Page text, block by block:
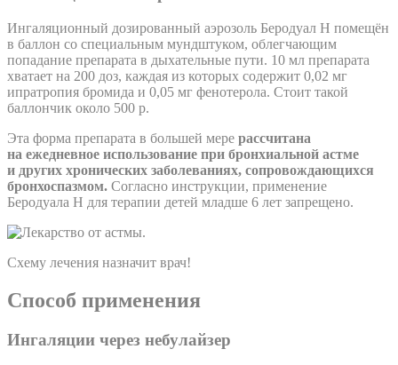
Ингаляционный дозированный аэрозоль Беродуал Н помещён
в баллон со специальным мундштуком, облегчающим
попадание препарата в дыхательные пути. 10 мл препарата
хватает на 200 доз, каждая из которых содержит 0,02 мг
ипратропия бромида и 0,05 мг фенотерола. Стоит такой
баллончик около 500 р.
Эта форма препарата в большей мере рассчитана
на ежедневное использование при бронхиальной астме
и других хронических заболеваниях, сопровождающихся
бронхоспазмом. Согласно инструкции, применение
Беродуала Н для терапии детей младше 6 лет запрещено.
Схему лечения назначит врач!
Способ применения
Ингаляции через небулайзер